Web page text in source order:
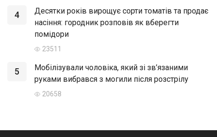
4
Десятки років вирощує сорти томатів та продає
насіння: городник розповів як вберегти
помідори
23511
5
Мобілізували чоловіка, який зі зв’язаними
руками вибрався з могили після розстрілу
20658